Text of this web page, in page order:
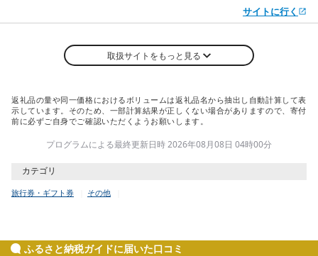
サイトに行く
取扱サイトをもっと見る
返礼品の量や同一価格におけるボリュームは返礼品名から抽出し自動計算して表
示しています。そのため、一部計算結果が正しくない場合がありますので、寄付
前に必ずご自身でご確認いただくようお願いします。
プログラムによる最終更新日時 2026年08月08日 04時00分
カテゴリ
旅行券・ギフト券 その他
ふるさと納税ガイドに届いた口コミ